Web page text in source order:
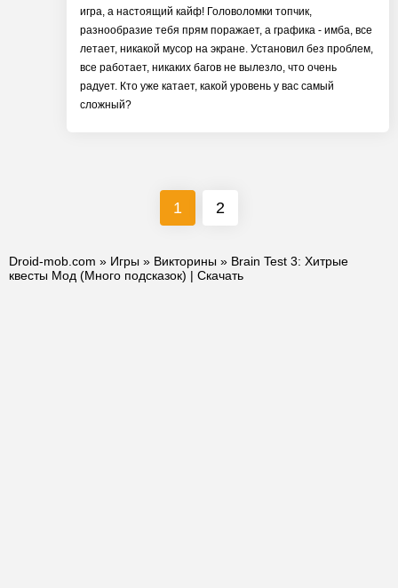
игра, а настоящий кайф! Головоломки топчик,
разнообразие тебя прям поражает, а графика - имба, все
летает, никакой мусор на экране. Установил без проблем,
все работает, никаких багов не вылезло, что очень
радует. Кто уже катает, какой уровень у вас самый
сложный?
1 2
Droid-mob.com » Игры » Викторины » Brain Test 3: Xитрые
квесты Мод (Много подсказок) | Скачать